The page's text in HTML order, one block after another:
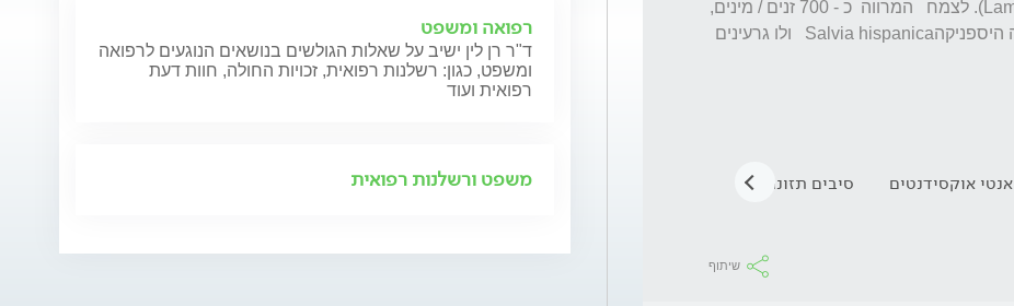
אנטי אוקסידנטים סיבים תזונתיים מרווה רפואית מרווה
שיתוף
רפואה ומשפט
ד"ר רן לין ישיב על שאלות הגולשים בנושאים הנוגעים לרפואה
ומשפט, כגון: רשלנות רפואית, זכויות החולה, חוות דעת
רפואית ועוד
משפט ורשלנות רפואית